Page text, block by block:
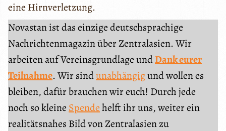
eine Hirnverletzung.
Novastan ist das einzige deutschsprachige
Nachrichtenmagazin über Zentralasien. Wir
arbeiten auf Vereinsgrundlage undDank eurer
Teilnahme. Wir sindunabhängigund wollen es
bleiben, dafür brauchen wir euch! Durch jede
noch so kleine Spendehelft ihr uns, weiter ein
realitätsnahes Bild von Zentralasien zu